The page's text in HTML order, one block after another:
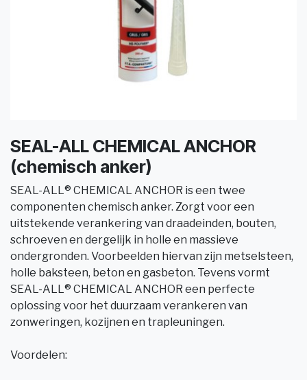
SEAL-ALL CHEMICAL ANCHOR
(chemisch anker)
SEAL-ALL® CHEMICAL ANCHOR is een twee
componenten chemisch anker. Zorgt voor een
uitstekende verankering van draadeinden, bouten,
schroeven en dergelijk in holle en massieve
ondergronden. Voorbeelden hiervan zijn metselsteen,
holle baksteen, beton en gasbeton. Tevens vormt
SEAL-ALL® CHEMICAL ANCHOR een perfecte
oplossing voor het duurzaam verankeren van
zonweringen, kozijnen en trapleuningen.
Voordelen: